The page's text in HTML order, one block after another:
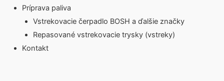
Príprava paliva
Vstrekovacie čerpadlo BOSH a ďalšie značky
Repasované vstrekovacie trysky (vstreky)
Kontakt